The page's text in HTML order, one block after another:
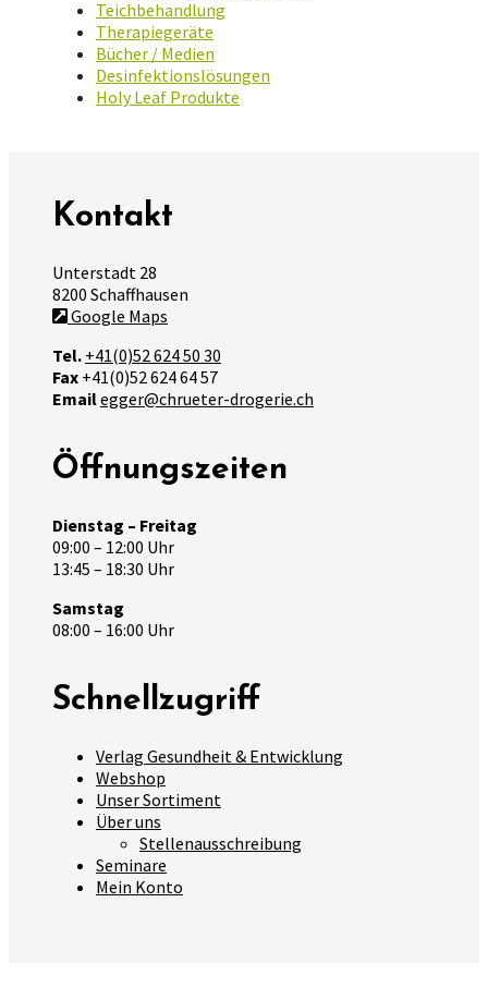
Teichbehandlung
Therapiegeräte
Bücher / Medien
Desinfektionslösungen
Holy Leaf Produkte
Kontakt
Unterstadt 28
8200 Schaffhausen
Google Maps
Tel. +41(0)52 624 50 30
Fax +41(0)52 624 64 57
Emailegger@chrueter-drogerie.ch
Öffnungszeiten
Dienstag – Freitag
09:00 – 12:00 Uhr
13:45 – 18:30 Uhr
Samstag
08:00 – 16:00 Uhr
Schnellzugriff
Verlag Gesundheit & Entwicklung
Webshop
Unser Sortiment
Über uns
Stellenausschreibung
Seminare
Mein Konto